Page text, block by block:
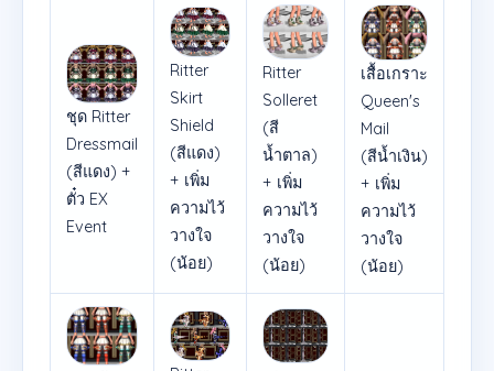
ชุด Ritter
Dressmail
(สีแดง) +
ตั๋ว EX
Event
Ritter
Skirt
Shield
(สีแดง)
+ เพิ่ม
ความไว้
วางใจ
(น้อย)
Ritter
Solleret
(สี
น้ำตาล)
+ เพิ่ม
ความไว้
วางใจ
(น้อย)
เสื้อเกราะ
Queen's
Mail
(สีน้ำเงิน)
+ เพิ่ม
ความไว้
วางใจ
(น้อย)